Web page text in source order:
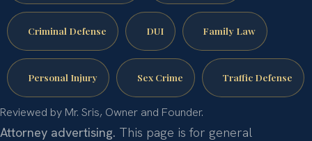
Criminal Defense DUI Family Law
Personal Injury Sex Crime Traffic Defense
Reviewed by Mr. Sris, Owner and Founder.
Attorney advertising. This page is for general